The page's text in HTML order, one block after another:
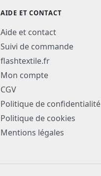
AIDE ET CONTACT
Aide et contact
Suivi de commande
flashtextile.fr
Mon compte
CGV
Politique de confidentialité
Politique de cookies
Mentions légales